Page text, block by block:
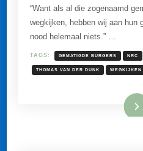
“Want als al die zogenaamd
wegkijken, hebben wij aan hun
nood helemaal niets.” …
TAGS: GEMATIGDE BURGERS NRC
THOMAS VAN DER DUNK WEGKIJKEN
Lees meer